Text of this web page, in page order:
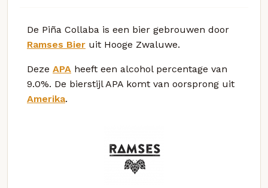
De Piña Collaba is een bier gebrouwen door
Ramses Bier uit Hooge Zwaluwe.
Deze APA heeft een alcohol percentage van
9.0%. De bierstijl APA komt van oorsprong uit
Amerika.